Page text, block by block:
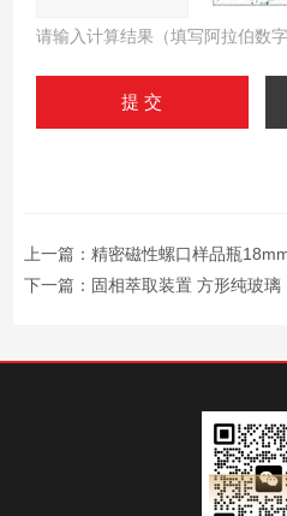
请输入计算结果（填写阿拉伯数
上一篇： 精密磁性螺口样品瓶
下一篇： 固相萃取装置 方形纯玻璃